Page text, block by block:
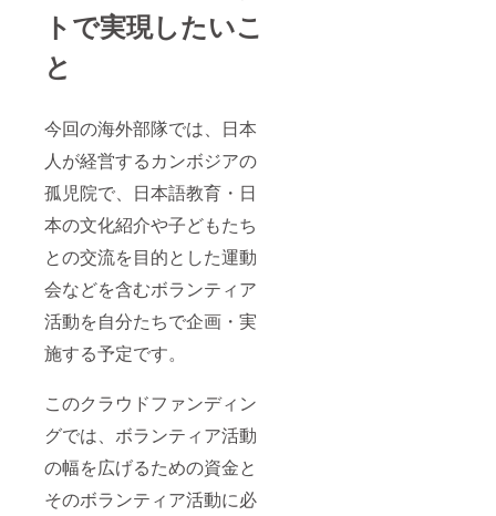
トで実現したいこ
と
今回の海外部隊では、日本
人が経営するカンボジアの
孤児院で、日本語教育・日
本の文化紹介や子どもたち
との交流を目的とした運動
会などを含むボランティア
活動を自分たちで企画・実
施する予定です。
このクラウドファンディン
グでは、ボランティア活動
の幅を広げるための資金と
そのボランティア活動に必